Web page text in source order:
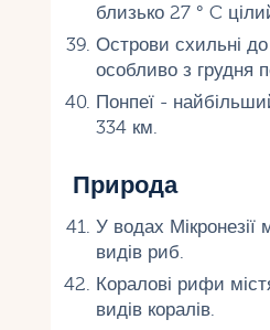
близько 27 ° C
Острови схильні
особливо з грудня
Понпеї -
334 км.
Природа
У водах
видів риб.
Коралові рифи
видів коралів.